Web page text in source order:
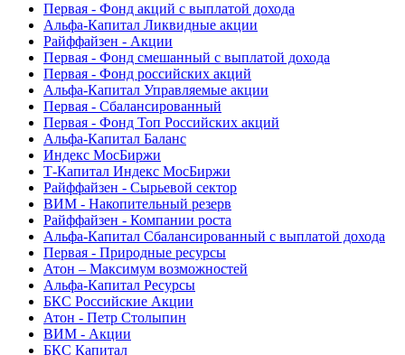
Первая - Фонд акций с выплатой дохода
Альфа-Капитал Ликвидные акции
Райффайзен - Акции
Первая - Фонд смешанный с выплатой дохода
Первая - Фонд российских акций
Альфа-Капитал Управляемые акции
Первая - Сбалансированный
Первая - Фонд Топ Российских акций
Альфа-Капитал Баланс
Индекс МосБиржи
Т-Капитал Индекс МосБиржи
Райффайзен - Сырьевой сектор
ВИМ - Накопительный резерв
Райффайзен - Компании роста
Альфа-Капитал Сбалансированный с выплатой дохода
Первая - Природные ресурсы
Атон – Максимум возможностей
Альфа-Капитал Ресурсы
БКС Российские Акции
Атон - Петр Столыпин
ВИМ - Акции
БКС Капитал